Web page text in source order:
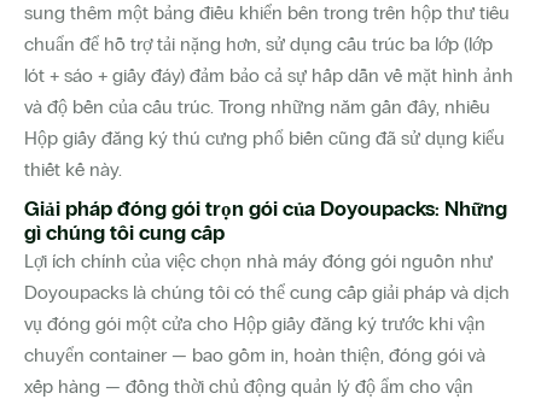
sung thêm một bảng điều khiển bên trong trên hộp thư tiêu
chuẩn để hỗ trợ tải nặng hơn, sử dụng cấu trúc ba lớp (lớp
lót + sáo + giấy đáy) đảm bảo cả sự hấp dẫn về mặt hình ảnh
và độ bền của cấu trúc. Trong những năm gần đây, nhiều
Hộp giấy đăng ký thú cưng phổ biến cũng đã sử dụng kiểu
thiết kế này.
Giải pháp đóng gói trọn gói của Doyoupacks: Những
gì chúng tôi cung cấp
Lợi ích chính của việc chọn nhà máy đóng gói nguồn như
Doyoupacks là chúng tôi có thể cung cấp giải pháp và dịch
vụ đóng gói một cửa cho Hộp giấy đăng ký trước khi vận
chuyển container — bao gồm in, hoàn thiện, đóng gói và
xếp hàng — đồng thời chủ động quản lý độ ẩm cho vận